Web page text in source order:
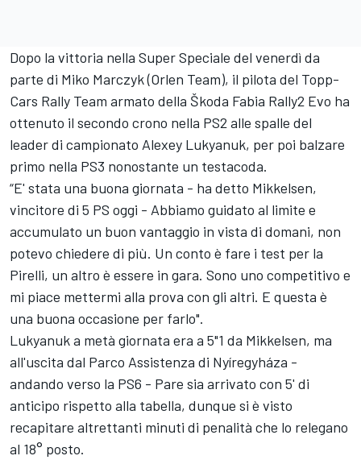
Dopo la vittoria nella Super Speciale del venerdì da
parte di Miko Marczyk (Orlen Team), il pilota del Topp-
Cars Rally Team armato della Škoda Fabia Rally2 Evo ha
ottenuto il secondo crono nella PS2 alle spalle del
leader di campionato Alexey Lukyanuk, per poi balzare
primo nella PS3 nonostante un testacoda.
“E' stata una buona giornata - ha detto Mikkelsen,
vincitore di 5 PS oggi - Abbiamo guidato al limite e
accumulato un buon vantaggio in vista di domani, non
potevo chiedere di più. Un conto è fare i test per la
Pirelli, un altro è essere in gara. Sono uno competitivo e
mi piace mettermi alla prova con gli altri. E questa è
una buona occasione per farlo".
Lukyanuk a metà giornata era a 5"1 da Mikkelsen, ma
all'uscita dal Parco Assistenza di Nyíregyháza -
andando verso la PS6 - Pare sia arrivato con 5' di
anticipo rispetto alla tabella, dunque si è visto
recapitare altrettanti minuti di penalità che lo relegano
al 18° posto.